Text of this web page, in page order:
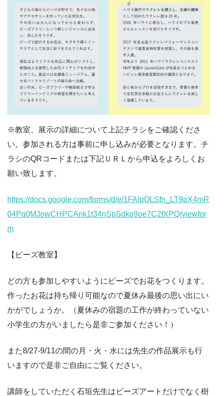
※教室、展示の詳細について上記チラシをご確認くださ
い。参加される方は事前に申し込みが必要となります。チ
ラシのQRコードまたは下記ＵＲＬから申込をよろしくお
願い致します。
https://docs.google.com/forms/d/e/1FAIpQLSfn_LT9pX4mR
04Pq0MJowCHPCAnk1t34nSpSdko9oe7C2fXPQ/viewfor
m
【ビーズ教室】
どの方も参加しやすいようにビーズでお花をつくります。
作ったお花は持ち帰り可能なので夏休み最後の思い出にい
かがでしょうか。（夏休みの宿題の工作が終わっていない
小学生の方がいましたら是非ご参加ください！）
また8/27-9/11の間の月・火・水には先生の作品展示も行
いますので是非ご自由にご覧ください。
講師をしていただく石垣先生はビーズアートだけでなく樹